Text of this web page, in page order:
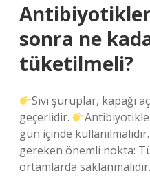
Antibiyotikler
sonra ne
tüketilmeli?
Sıvı şuruplar, kapağı
geçerlidir.
gün içinde kullanılmalıdır.
gereken önemli nokta:
ortamlarda saklanmalıdır.